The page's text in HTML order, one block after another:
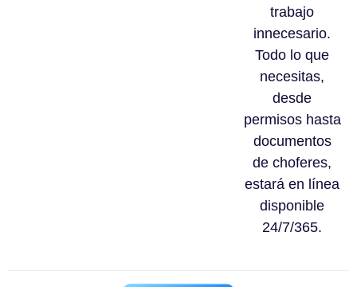
trabajo
innecesario.
Todo lo que
necesitas,
desde
permisos hasta
documentos
de choferes,
estará en línea
disponible
24/7/365.